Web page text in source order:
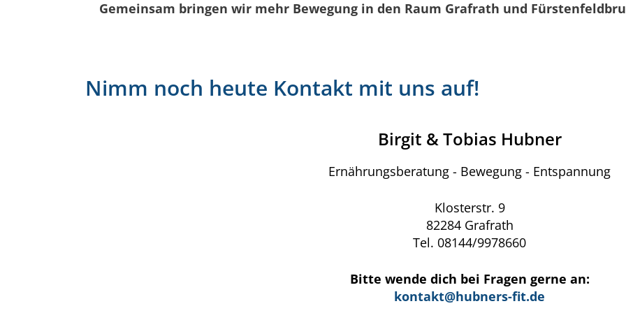
Gemeinsam bringen wir mehr Bewegung in den Raum Grafrath und
Nimm noch heute Kontakt mit uns auf!
Birgit & Tobias Hubner
Ernährungsberatung - Bewegung - Entspannung
Klosterstr. 9
82284 Grafrath
Tel. 08144/9978660
Bitte wende dich bei Fragen gerne an:
kontakt@hubners-fit.de